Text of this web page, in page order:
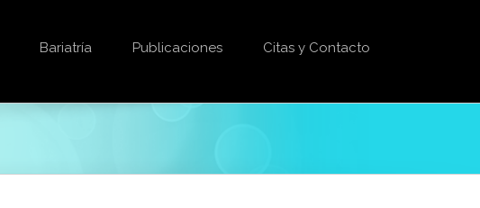
Bariatría Publicaciones Citas y Contacto